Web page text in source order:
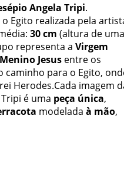
Angela Tripi.
Egito realizada pela
30cm (altura de uma
representa a Virgem
Menino Jesus entre os
caminho para o Egito,
Herodes.Cada imagem
é uma peça única,
modelada à mão,